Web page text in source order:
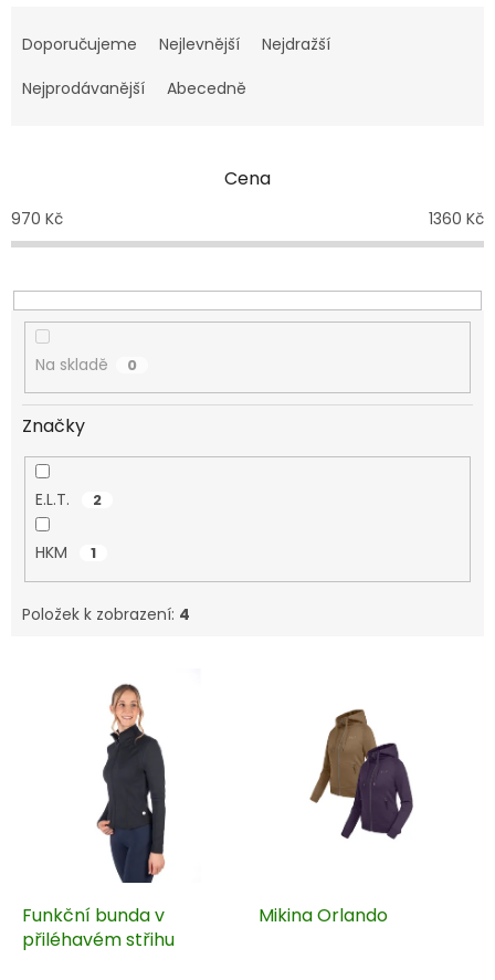
a
e
o
d
k
t
Doporučujeme Nejlevnější
Nejdražší
Nejprodávanější
Abecedně
Cena
970 Kč 1360 Kč
Na skladě 0
Značky
E.L.T. 2
HKM 1
Položek k zobrazení: 4
Funkční bunda v
přiléhavém střihu
Mikina Orlando